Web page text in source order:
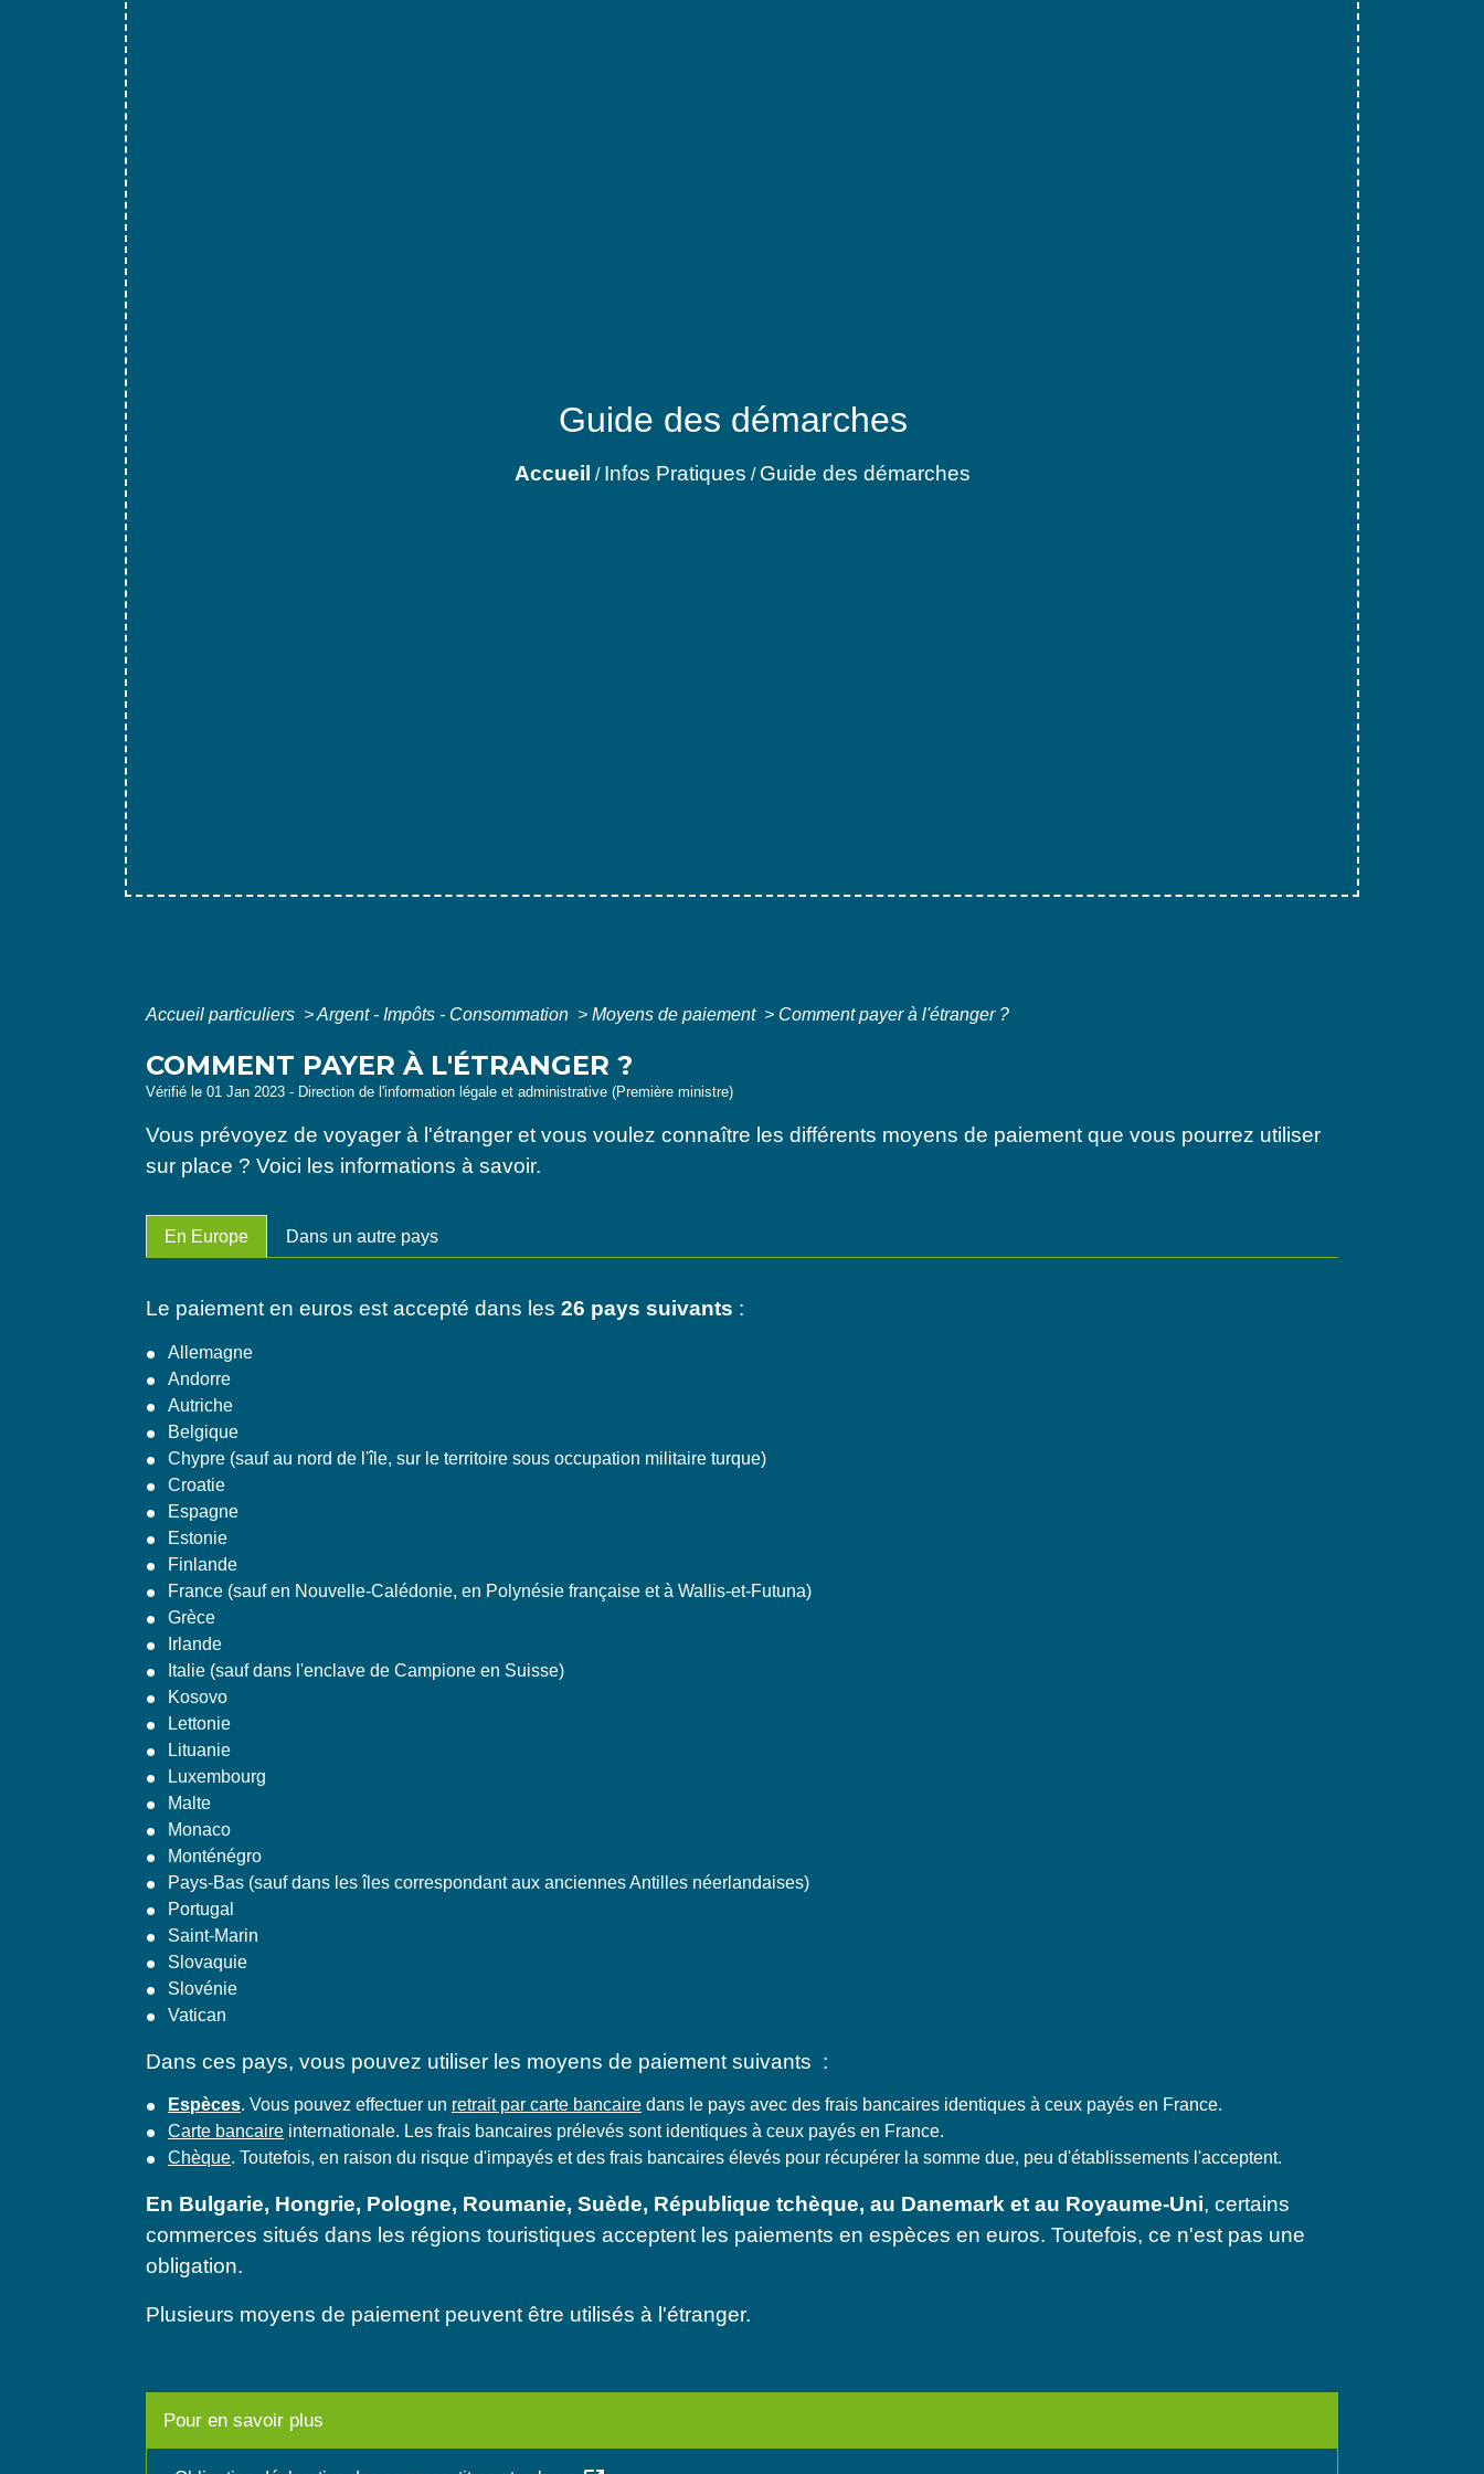
Guide des démarches
Accueil / Infos Pratiques / Guide des démarches
Accueil particuliers >Argent - Impôts - Consommation > Moyens de paiement > Comment payer à l'étranger ?
COMMENT PAYER À L'ÉTRANGER ?
Vérifié le 01 Jan 2023 - Direction de l'information légale et administrative (Première ministre)
Vous prévoyez de voyager à l'étranger et vous voulez connaître les différents moyens de paiement que vous pourrez utiliser
sur place ? Voici les informations à savoir.
En Europe Dans un autre pays
Le paiement en euros est accepté dans les 26 pays suivants :
Allemagne
Andorre
Autriche
Belgique
Chypre (sauf au nord de l'île, sur le territoire sous occupation militaire turque)
Croatie
Espagne
Estonie
Finlande
France (sauf en Nouvelle-Calédonie, en Polynésie française et à Wallis-et-Futuna)
Grèce
Irlande
Italie (sauf dans l'enclave de Campione en Suisse)
Kosovo
Lettonie
Lituanie
Luxembourg
Malte
Monaco
Monténégro
Pays-Bas (sauf dans les îles correspondant aux anciennes Antilles néerlandaises)
Portugal
Saint-Marin
Slovaquie
Slovénie
Vatican
Dans ces pays, vous pouvez utiliser les moyens de paiement suivants :
Espèces. Vous pouvez effectuer un retrait par carte bancaire dans le pays avec des frais bancaires identiques à ceux payés en France.
Carte bancaire internationale. Les frais bancaires prélevés sont identiques à ceux payés en France.
Chèque. Toutefois, en raison du risque d'impayés et des frais bancaires élevés pour récupérer la somme due, peu d'établissements l'acceptent.
En Bulgarie, Hongrie, Pologne, Roumanie, Suède, République tchèque, au Danemark et au Royaume-Uni, certains
commerces situés dans les régions touristiques acceptent les paiements en espèces en euros. Toutefois, ce n'est pas une
obligation.
Plusieurs moyens de paiement peuvent être utilisés à l'étranger.
Pour en savoir plus